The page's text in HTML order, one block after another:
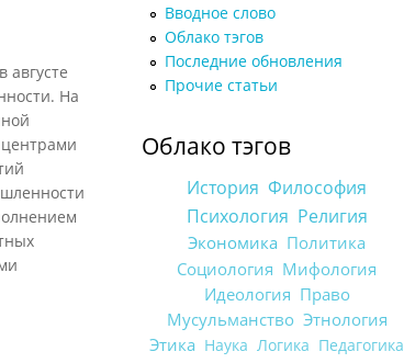
На
Вводное слово
Облако тэгов
Последние обновления
Прочие статьи
Облако тэгов
История Философия
Психология Религия
Экономика Политика
Социология Мифология
Идеология Право
Мусульманство Этнология
Этика Наука Логика Педагогика